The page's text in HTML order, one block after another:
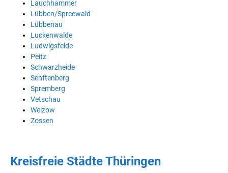
Lauchhammer
Lübben/Spreewald
Lübbenau
Luckenwalde
Ludwigsfelde
Peitz
Schwarzheide
Senftenberg
Spremberg
Vetschau
Welzow
Zossen
Kreisfreie Städte Thüringen